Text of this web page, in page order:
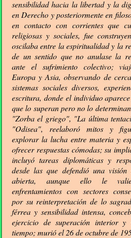
sensibilidad hacia la libertad y la
en Derecho y posteriormente en
en contacto con corrientes que
religiosas y sociales, fue
oscilaba entre la espiritualidad y la
de un sentido que no anulase la
ante el sufrimiento colectivo;
Europa y Asia, observando de
sistemas sociales diversos,
escritura, donde el individuo
que lo superan pero no lo
"Zorba el griego", "La última
"Odisea", reelaboró mitos y
explorar la lucha entre materia y
ofrecer respuestas cómodas; su
incluyó tareas diplomáticas y
desde las que defendió una
abierta, aunque ello le
enfrentamientos con sectores
por su reinterpretación de lo
férrea y sensibilidad intensa,
ejercicio de superación interior y
tiempo; murió el 26 de octubre de